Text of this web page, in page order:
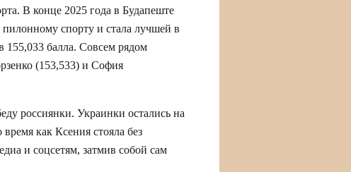
В конце 2025 года в Будапеште
спорту и стала лучшей в
155,033 балла. Совсем рядом
(153,533) и София
россиянки. Украинки остались на
как Ксения стояла без
и соцсетям, затмив собой сам